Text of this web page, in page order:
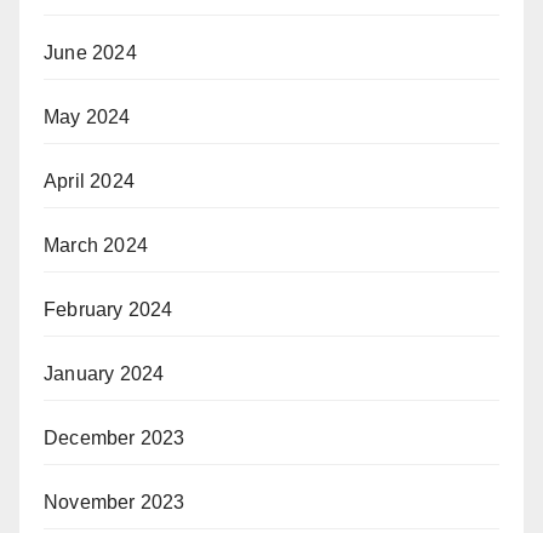
June 2024
May 2024
April 2024
March 2024
February 2024
January 2024
December 2023
November 2023